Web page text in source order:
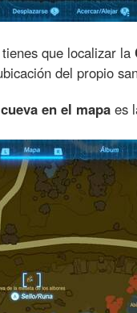
que localizar la
del propio
en el mapa es